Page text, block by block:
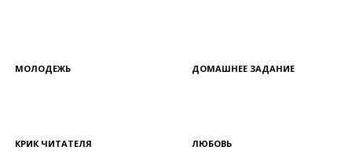
МОЛОДЕЖЬ ДОМАШНЕЕ ЗАДАНИЕ
КРИК ЧИТАТЕЛЯ ЛЮБОВЬ